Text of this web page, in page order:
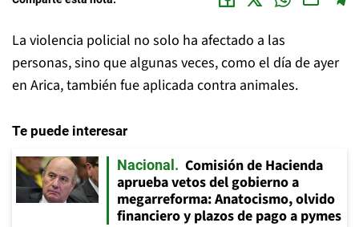
La violencia policial no solo ha afectado a las
personas, sino que algunas veces, como el día de ayer
en Arica, también fue aplicada contra animales.
Te puede interesar
Nacional
Comisión de Hacienda
aprueba vetos del gobierno a
megarreforma: Anatocismo, olvido
financiero y plazos de pago a pymes